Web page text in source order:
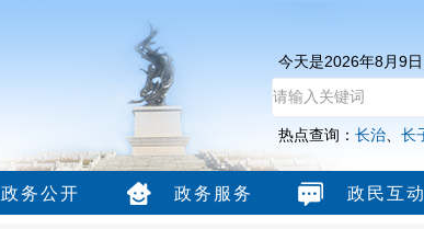
今天是2026年8月9
热点查询： 长治 长
政务公开 政务服务 政民互动